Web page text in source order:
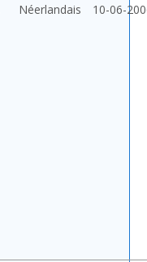
Néerlandais 10-06-